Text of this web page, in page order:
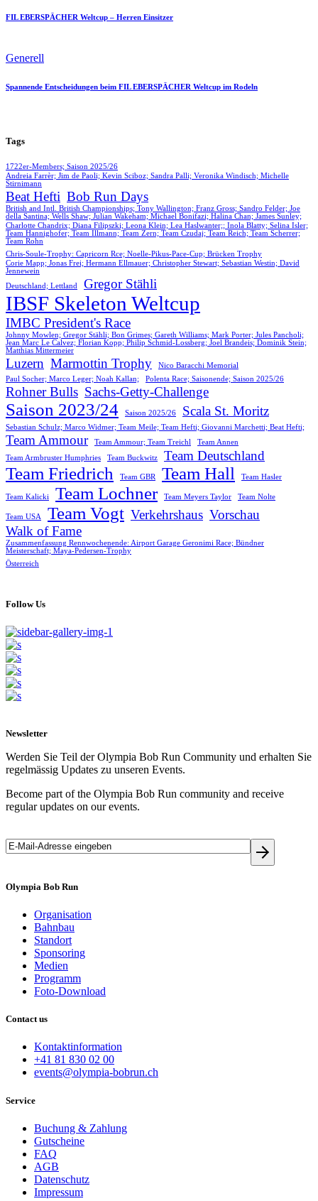
FIL EBERSPÄCHER Weltcup – Herren Einsitzer
Generell
Spannende Entscheidungen beim FIL EBERSPÄCHER Weltcup im Rodeln
Tags
1722er-Members; Saison 2025/26
Andreia Farrèr; Jim de Paoli; Kevin Sciboz; Sandra Palli; Veronika Windisch; Michelle
Stirnimann
Beat Hefti Bob Run Days
British and Intl. British Championships; Tony Wallington; Franz Gross; Sandro Felder; Joe
della Santina; Wells Shaw; Julian Wakeham; Michael Bonifazi; Halina Chan; James Sunley;
Charlotte Chandrix; Diana Filipszki; Leona Klein; Lea Haslwanter;; Inola Blatty; Selina Isler;
Team Hannighofer; Team Illmann; Team Zern; Team Czudaj; Team Reich; Team Scherrer;
Team Rohn
Chris-Soule-Trophy: Capricorn Rce; Noelle-Pikus-Pace-Cup; Brücken Trophy
Corie Mapp; Jonas Frei; Hermann Ellmauer; Christopher Stewart; Sebastian Westin; David
Jennewein
Deutschland; Lettland
Gregor Stähli
IBSF Skeleton Weltcup
IMBC President's Race
Johnny Mowlen; Gregor Stähli; Bon Grimes; Gareth Williams; Mark Porter; Jules Pancholi;
Jean Marc Le Calvez; Florian Kopp; Philip Schmid-Lossberg; Joel Brandeis; Dominik Stein;
Matthias Mittermeier
Luzern Marmottin Trophy
Nico Baracchi Memorial
Paul Socher; Marco Leger; Noah Kallan;
Polenta Race; Saisonende; Saison 2025/26
Rohner Bulls Sachs-Getty-Challenge
Saison 2023/24 Saison 2025/26 Scala St. Moritz
Sebastian Schulz; Marco Widmer; Team Meile; Team Hefti; Giovanni Marchetti; Beat Hefti;
Team Ammour Team Ammour; Team Treichl
Team Annen
Team Armbruster Humphries
Team Buckwitz Team Deutschland
Team Friedrich Team GBR Team Hall Team Hasler
Team Kalicki Team Lochner Team Meyers Taylor Team Nolte
Team USA Team Vogt Verkehrshaus Vorschau
Walk of Fame
Zusammenfassung Rennwochenende: Airport Garage Geronimi Race; Bündner
Meisterschaft; Maya-Pedersen-Trophy
Österreich
Follow Us
Newsletter
Werden Sie Teil der Olympia Bob Run Community und erhalten Sie
regelmässig Updates zu unseren Events.
Become part of the Olympia Bob Run community and receive
regular updates on our events.
Olympia Bob Run
Organisation
Bahnbau
Standort
Sponsoring
Medien
Programm
Foto-Download
Contact us
Kontaktinformation
+41 81 830 02 00
events@olympia-bobrun.ch
Service
Buchung & Zahlung
Gutscheine
FAQ
AGB
Datenschutz
Impressum